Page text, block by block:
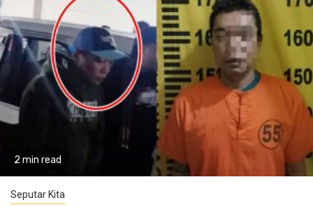
2 min read
Seputar Kita